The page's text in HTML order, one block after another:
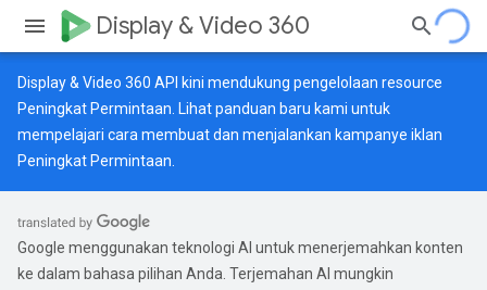
Display & Video 360
Display & Video 360 API kini mendukung pengelolaan resource
Peningkat Permintaan. Lihatpanduan baru kami untuk
mempelajari cara membuat dan menjalankan kampanye iklan
Peningkat Permintaan.
Google menggunakan teknologi AI untuk menerjemahkan konten
ke dalam bahasa pilihan Anda. Terjemahan AI mungkin